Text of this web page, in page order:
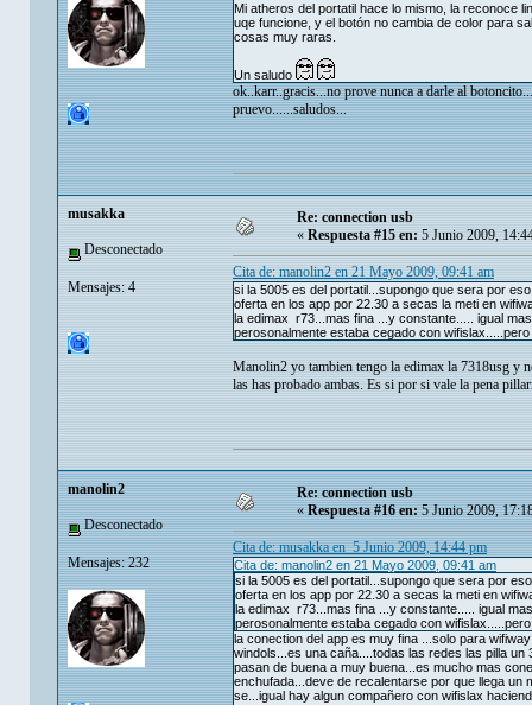
Mi atheros del portatil hace lo mismo, la reconoce
uqe funcione, y el botón no cambia de color para
cosas muy raras.
Un saludo
ok..karr..gracis...no prove nunca a darle al
pruevo......saludos...
musakka
Desconectado
Mensajes: 4
Re: connection usb
« Respuesta #15 en: 5 Junio 2009,
Cita de: manolin2 en 21 Mayo 2009, 09:41 am
si la 5005 es del portatil...supongo que sera por
oferta en los app por 22.30 a secas la meti en
la edimax r73...mas fina ...y constante..... igual
perosonalmente estaba cegado con
Manolin2 yo tambien tengo la edimax la 7318usg y
las has probado ambas. Es si por si vale la pena
manolin2
Desconectado
Mensajes: 232
Re: connection usb
«Respuesta #16 en:5 Junio 2009,
Cita de: musakka en 5 Junio 2009, 14:44 pm
Cita de: manolin2 en 21 Mayo 2009, 09:41 am
si la 5005 es del portatil...supongo que sera por
oferta en los app por 22.30 a secas la meti en
la edimax r73...mas fina ...y constante..... igual
perosonalmente estaba cegado con
la conection del app es muy fina ...solo para
windols...es una caña....todas las redes las pilla
pasan de buena a muy buena...es mucho mas
enchufada...deve de recalentarse por que llega un
se...igual hay algun compañero con wifislax